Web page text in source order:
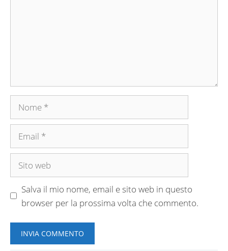
Nome
Email
Sito
Salva il mio nome, email e sito web in questo
browser per la prossima volta che commento.